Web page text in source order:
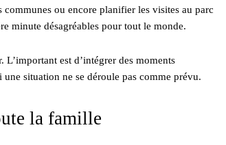
ou encore planifier les visites au parc
minute désagréables pour tout le monde.
est d’intégrer des moments
une situation ne se déroule pas comme prévu.
la famille